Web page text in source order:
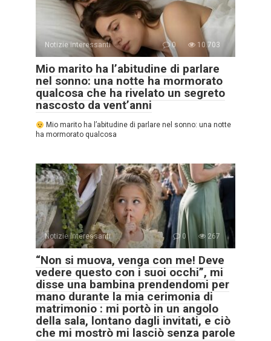
Notizie interessanti 0 10.703
Mio marito ha l’abitudine di parlare
nel sonno: una notte ha mormorato
qualcosa che ha rivelato un segreto
nascosto da vent’anni
Mio marito ha l’abitudine di parlare nel sonno: una notte
ha mormorato qualcosa
Notizie interessanti 0 267
“Non si muova, venga con me! Deve
vedere questo con i suoi occhi”, mi
disse una bambina prendendomi per
mano durante la mia cerimonia di
matrimonio : mi portò in un angolo
della sala, lontano dagli invitati, e ciò
che mi mostrò mi lasciò senza parole